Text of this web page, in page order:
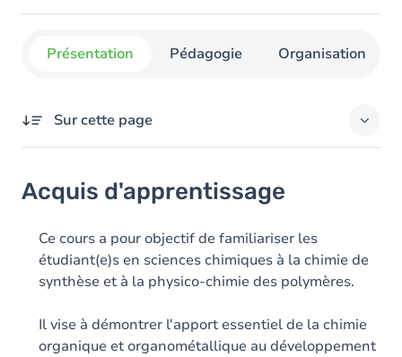
Présentation Pédagogie Organisation
Sur cette page
Contenu
Table des matières
Exercices
Acquis d'apprentissage
Ce cours a pour objectif de familiariser les
étudiant(e)s en sciences chimiques à la chimie de
synthèse et à la physico-chimie des polymères.
Il vise à démontrer l'apport essentiel de la chimie
organique et organométallique au développement